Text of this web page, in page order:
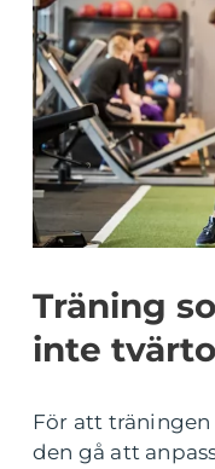
Träning
inte
För att
den gå att